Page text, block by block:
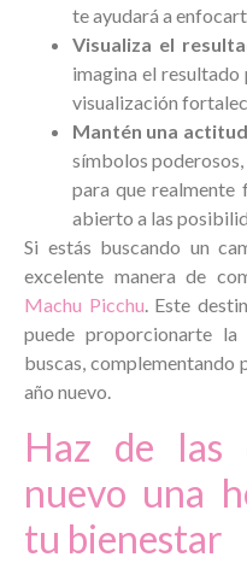
te ayudará a
Visualiza el
imagina el resultado
visualización
Mantén una
símbolos
para que realmente
abierto a las
Si estás buscando un
excelente manera de
Machu Picchu. Este
puede proporcionarte
buscas, complementando
año nuevo.
Haz de las
nuevo una
tu bienestar